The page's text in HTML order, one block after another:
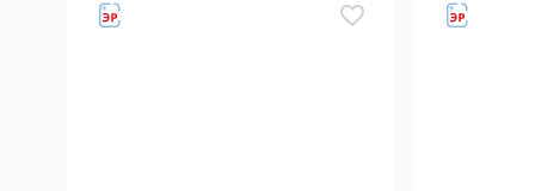
favorite_border